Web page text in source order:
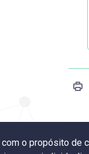
o propósito de